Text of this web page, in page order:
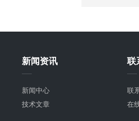
新闻资讯
新闻中心
技术文章
联
联
在